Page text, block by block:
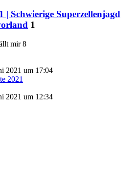
| Schwierige Superzellenjagd
1
8
2021 um 17:04
2021
2021 um 12:34